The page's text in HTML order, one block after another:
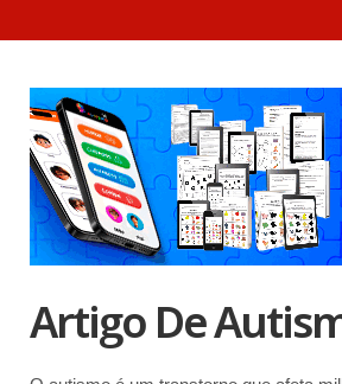
Artigo De